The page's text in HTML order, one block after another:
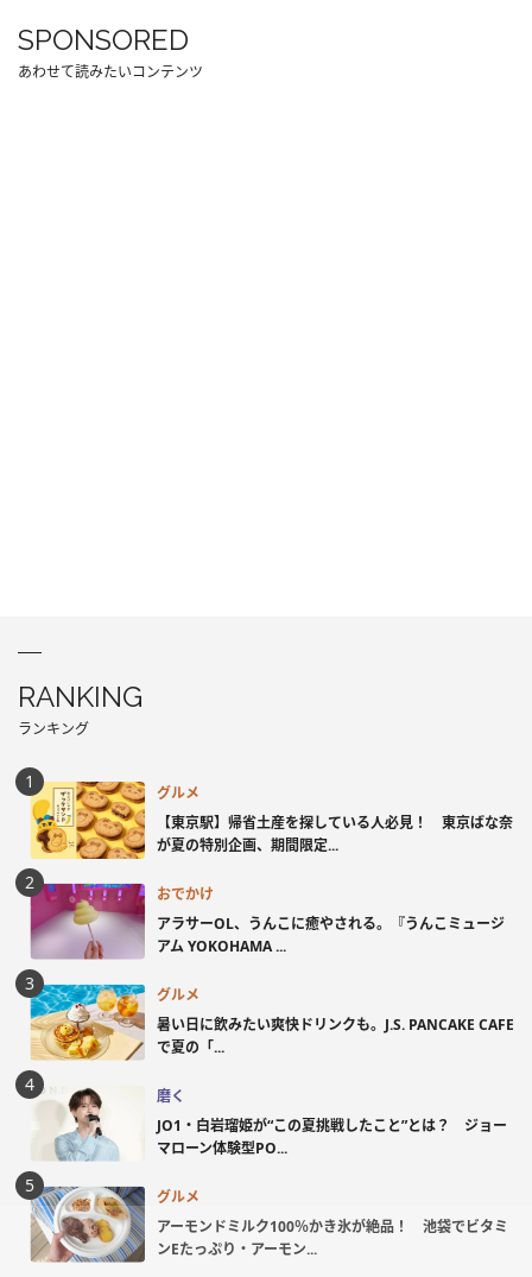
SPONSORED
あわせて読みたいコンテンツ
RANKING
ランキング
グルメ
【東京駅】帰省土産を探している人必見！ 東京ばな奈
が夏の特別企画、期間限定...
おでかけ
アラサーOL、うんこに癒やされる。『うんこミュージ
アム YOKOHAMA ...
グルメ
暑い日に飲みたい爽快ドリンクも。J.S. PANCAKE CAFE
で夏の「...
磨く
JO1・白岩瑠姫が“この夏挑戦したこと”とは？ ジョー
マローン体験型PO...
グルメ
アーモンドミルク100％かき氷が絶品！ 池袋でビタミ
ンEたっぷり・アーモン...